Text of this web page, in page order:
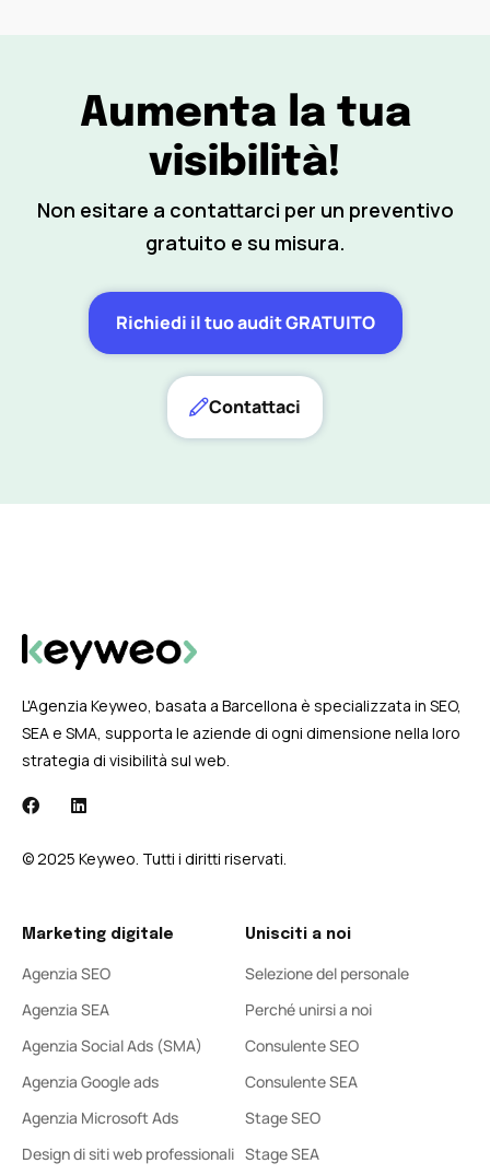
Aumenta la tua
visibilità!
Non esitare a contattarci per un preventivo
gratuito e su misura.
Richiedi il tuo audit GRATUITO
Contattaci
L'Agenzia Keyweo, basata a Barcellona è specializzata in SEO,
SEA e SMA, supporta le aziende di ogni dimensione nella loro
strategia di visibilità sul web.
© 2025 Keyweo. Tutti i diritti riservati.
Marketing digitale
Agenzia SEO
Agenzia SEA
Agenzia Social Ads (SMA)
Agenzia Google ads
Agenzia Microsoft Ads
Design di siti web professionali
Unisciti a noi
Selezione del personale
Perché unirsi a noi
Consulente SEO
Consulente SEA
Stage SEO
Stage SEA